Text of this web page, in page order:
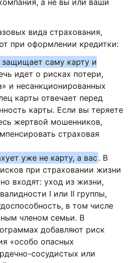
а не вы или ваши
вида страхования,
при оформлении кредитки:
саму карту и
идет о рисках потери,
и несанкционированных
карты отвечает перед
карты. Если вы теряете
жертвой мошенников,
страховая
уже не карту, а вас . В
при страховании жизни
входят: уход из жизни,
I или II группы,
в том числе
членом семьи. В
добавляют риск
«особо опасных
сосудистых или